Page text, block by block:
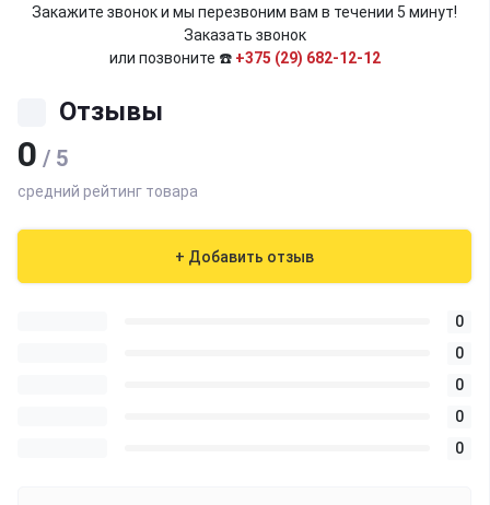
Закажите звонок и мы перезвоним вам в течении 5 минут!
Заказать звонок
или позвоните ☎️ +375 (29) 682-12-12
Отзывы
0 / 5
средний рейтинг товара
+ Добавить отзыв
0
0
0
0
0